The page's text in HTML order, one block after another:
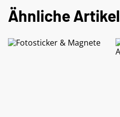
Ähnliche Artikel